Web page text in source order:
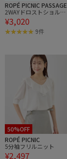
ROPÉ PICNIC PASSAGE
2WAYドロストショルダ
ーバッグ
¥3,020
9件
50%OFF
ROPÉ PICNIC
5分袖フリルニット
¥2,497